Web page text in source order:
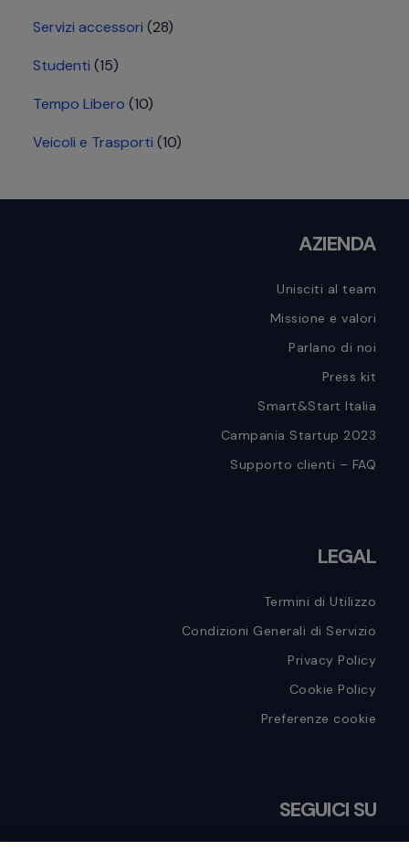
Servizi accessori (28)
Studenti (15)
Tempo Libero (10)
Veicoli e Trasporti (10)
AZIENDA
Unisciti al team
Missione e valori
Parlano di noi
Press kit
Smart&Start Italia
Campania Startup 2023
Supporto clienti – FAQ
LEGAL
Termini di Utilizzo
Condizioni Generali di Servizio
Privacy Policy
Cookie Policy
Preferenze cookie
SEGUICI SU